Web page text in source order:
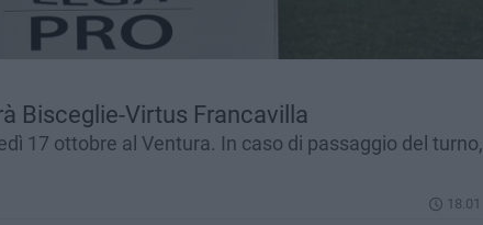
Bisceglie-Virtus Francavilla
17 ottobre al Ventura. In caso di passaggio del turno,
18.01